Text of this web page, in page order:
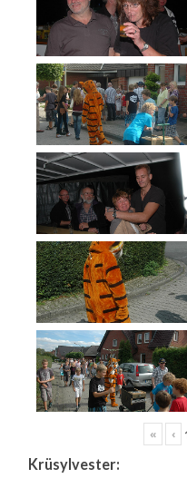
« ‹
Krüsylvester: